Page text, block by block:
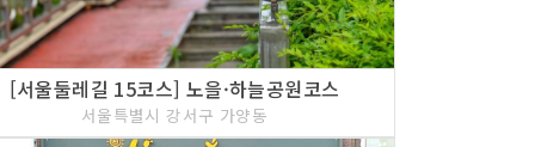
[서울둘레길 15코스] 노을·하늘공원코스
서울특별시 강서구 가양동